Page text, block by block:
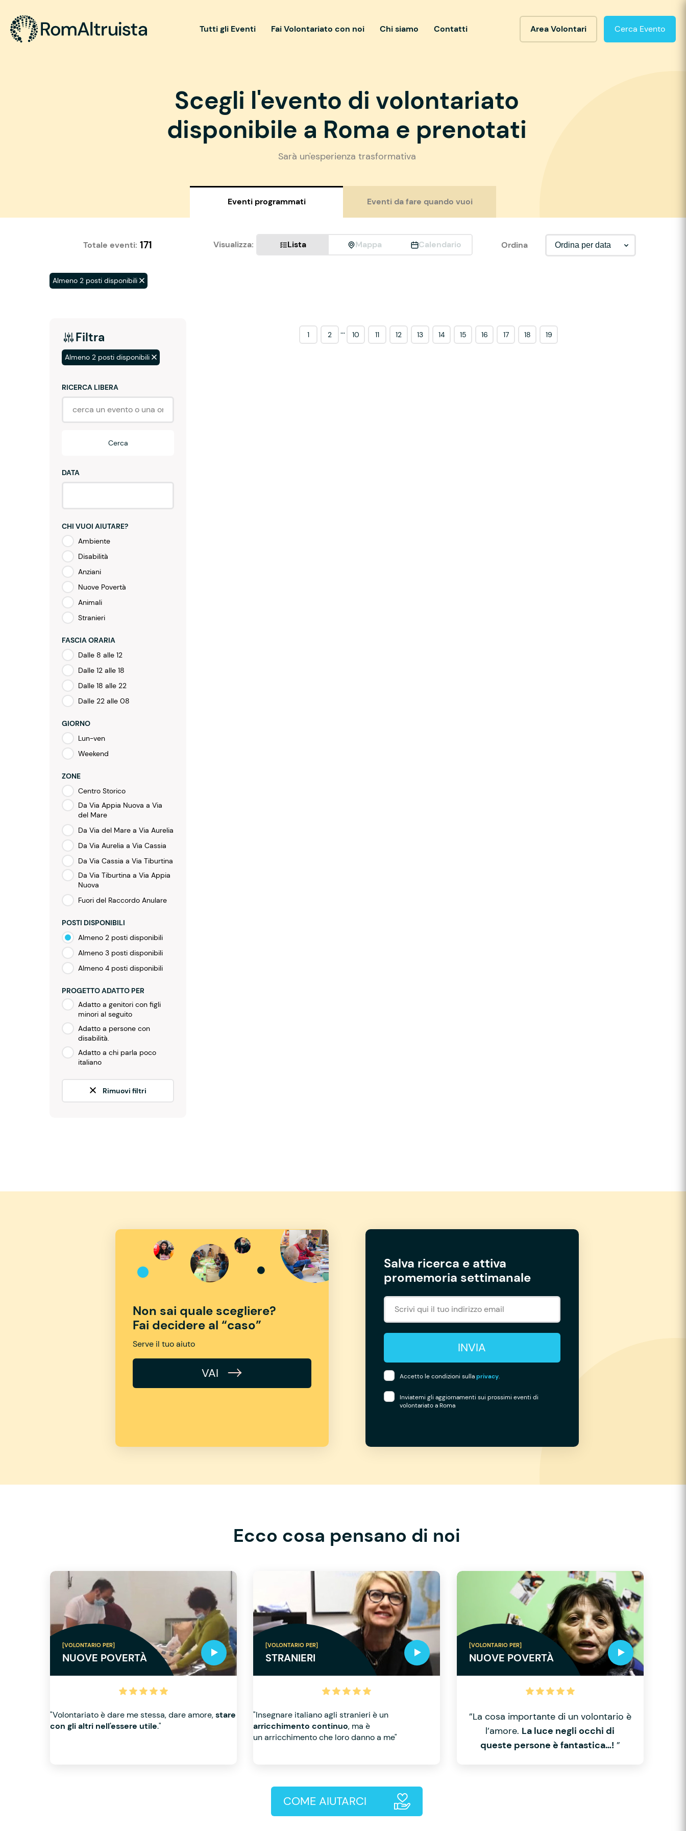
Tutti gli Eventi Fai Volontariato con noi Chi siamo Contatti Area Volontari Cerca Evento
Scegli l'evento di volontariato
disponibile a Roma e prenotati
Sarà un'esperienza trasformativa
Eventi programmati Eventi da fare quando vuoi
Totale eventi: 171 Visualizza: Lista Mappa Calendario Ordina
Almeno 2 posti disponibili
Filtra
Almeno 2 posti disponibili
RICERCA LIBERA
Cerca
DATA
CHI VUOI AIUTARE?
Ambiente
Disabilità
Anziani
Nuove Povertà
Animali
Stranieri
FASCIA ORARIA
Dalle 8 alle 12
Dalle 12 alle 18
Dalle 18 alle 22
Dalle 22 alle 08
GIORNO
Lun-ven
Weekend
ZONE
Centro Storico
Da Via Appia Nuova a Via
del Mare
Da Via del Mare a Via Aurelia
Da Via Aurelia a Via Cassia
Da Via Cassia a Via Tiburtina
Da Via Tiburtina a Via Appia
Nuova
Fuori del Raccordo Anulare
POSTI DISPONIBILI
Almeno 2 posti disponibili
Almeno 3 posti disponibili
Almeno 4 posti disponibili
PROGETTO ADATTO PER
Adatto a genitori con figli
minori al seguito
Adatto a persone con
disabilità.
Adatto a chi parla poco
italiano
Rimuovi filtri
1 2 ... 10 11 12 13 14 15 16 17 18 19
Non sai quale scegliere?
Fai decidere al “caso”
Serve il tuo aiuto
VAI
Salva ricerca e attiva
promemoria settimanale
INVIA
Accetto le condizioni sullaprivacy.
Inviatemi gli aggiornamenti sui prossimi eventi di
volontariato a Roma
Ecco cosa pensano di noi
[VOLONTARIO PER]
NUOVE POVERTÀ
"Volontariato è dare me stessa, dare amore,stare
con gli altri nell'essere utile."
[VOLONTARIO PER]
STRANIERI
"Insegnare italiano agli stranieri è un
arricchimento continuo, ma è
un arricchimento che loro danno a me"
[VOLONTARIO PER]
NUOVE POVERTÀ
”La cosa importante di un volontario è
l’amore. La luce negli occhi di
queste persone è fantastica…! ”
COME AIUTARCI